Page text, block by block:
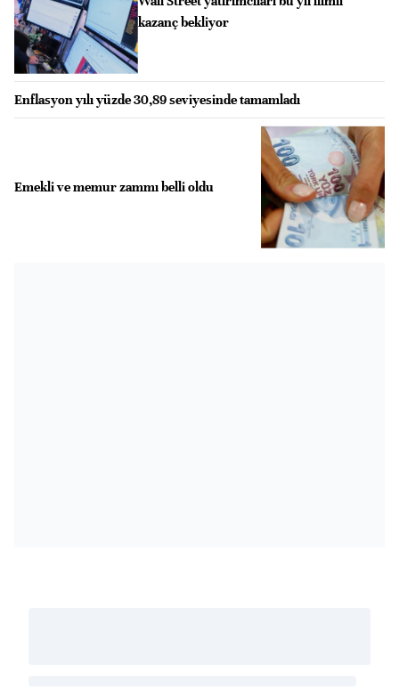
kazanç bekliyor
Enflasyon yılı yüzde 30,89 seviyesinde tamamladı
Emekli ve memur zammı belli oldu